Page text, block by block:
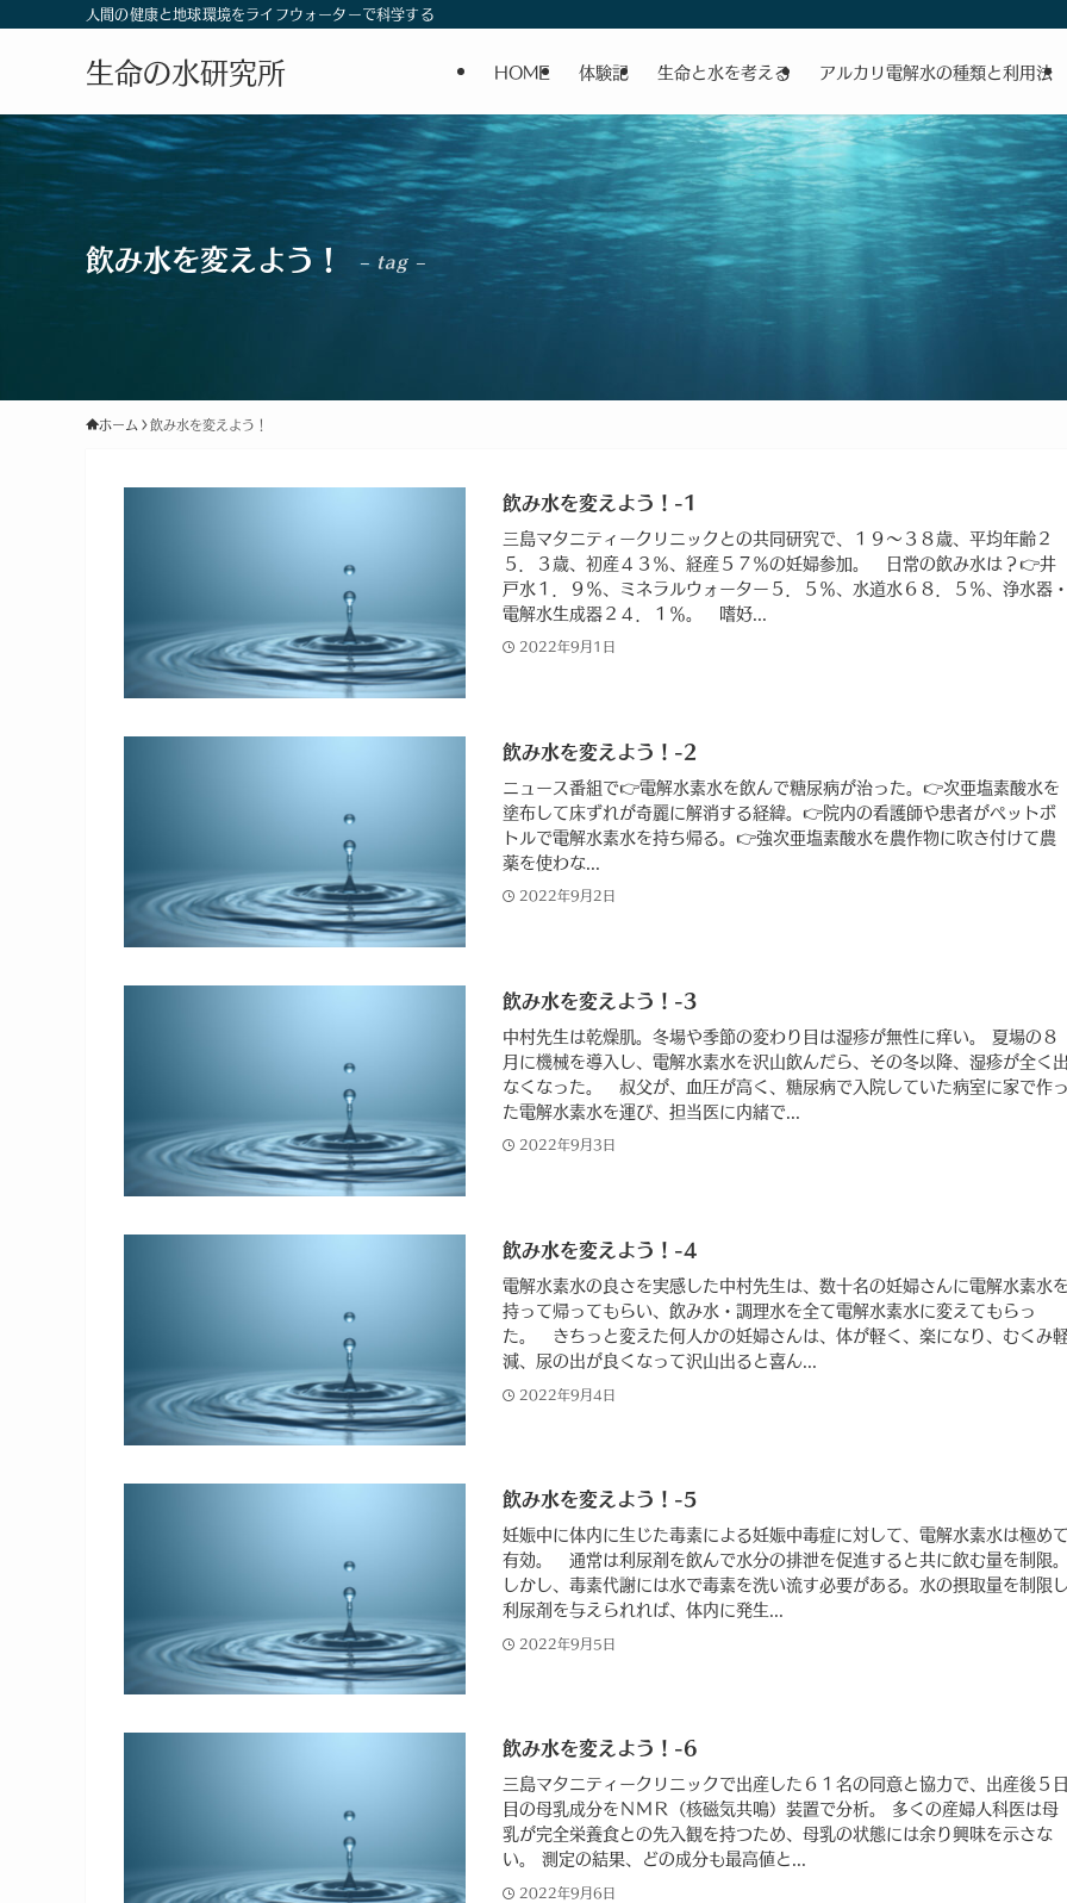
人間の健康と地球環境をライフウォーターで科学する
生命の水研究所 HOME 体験記 生命と水を考える アルカリ電解水の種類と利用法
飲み水を変えよう！ – tag –
ホーム 飲み水を変えよう！
飲み水を変えよう！-1
三島マタニティークリニックとの共同研究で、１９〜３８歳、平均年齢２
５．３歳、初産４３％、経産５７％の妊婦参加。 日常の飲み水は？👉井
戸水１．９％、ミネラルウォーター５．５％、水道水６８．５％、浄水器
電解水生成器２４．１％。 嗜好...
2022年9月1日
飲み水を変えよう！-2
ニュース番組で👉電解水素水を飲んで糖尿病が治った。👉次亜塩素酸水を
塗布して床ずれが奇麗に解消する経緯。👉院内の看護師や患者がペットボ
トルで電解水素水を持ち帰る。👉強次亜塩素酸水を農作物に吹き付けて農
薬を使わな...
2022年9月2日
飲み水を変えよう！-3
中村先生は乾燥肌。冬場や季節の変わり目は湿疹が無性に痒い。 夏場の８
月に機械を導入し、電解水素水を沢山飲んだら、その冬以降、湿疹が全く
なくなった。 叔父が、血圧が高く、糖尿病で入院していた病室に家で作
た電解水素水を運び、担当医に内緒で...
2022年9月3日
飲み水を変えよう！-4
電解水素水の良さを実感した中村先生は、数十名の妊婦さんに電解水素水
持って帰ってもらい、飲み水・調理水を全て電解水素水に変えてもらっ
た。 きちっと変えた何人かの妊婦さんは、体が軽く、楽になり、むくみ
減、尿の出が良くなって沢山出ると喜ん...
2022年9月4日
飲み水を変えよう！-5
妊娠中に体内に生じた毒素による妊娠中毒症に対して、電解水素水は極め
有効。 通常は利尿剤を飲んで水分の排泄を促進すると共に飲む量を制限
しかし、毒素代謝には水で毒素を洗い流す必要がある。水の摂取量を制限
利尿剤を与えられれば、体内に発生...
2022年9月5日
飲み水を変えよう！-6
三島マタニティークリニックで出産した６１名の同意と協力で、出産後５
目の母乳成分をＮＭＲ（核磁気共鳴）装置で分析。 多くの産婦人科医は母
乳が完全栄養食との先入観を持つため、母乳の状態には余り興味を示さな
い。 測定の結果、どの成分も最高値と...
2022年9月6日